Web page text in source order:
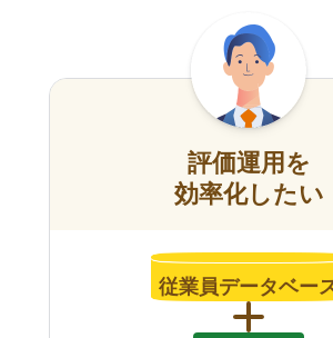
評価運用を
効率化したい
従業員データベー